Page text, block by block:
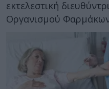
εκτελεστική
Οργανισμού